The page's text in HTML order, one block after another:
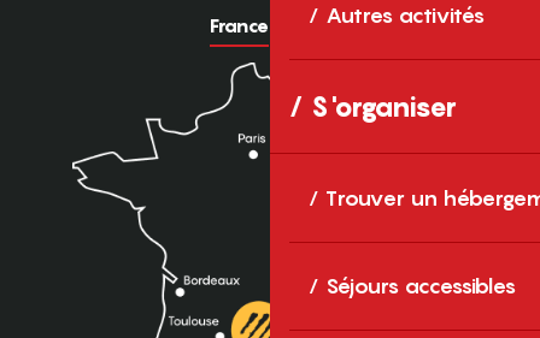
Autres activités
S'organiser
Trouver un
Séjours accessibles
France Europe